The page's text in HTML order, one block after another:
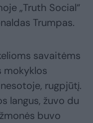
„Truth Social“
Trumpas.
savaitėms
mokyklos
rugpjūtį.
langus, žuvo du
buvo